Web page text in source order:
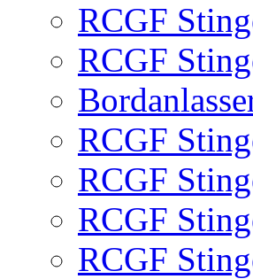
RCGF
RCGF
RCGF
RCGF
RCGF
RCGF